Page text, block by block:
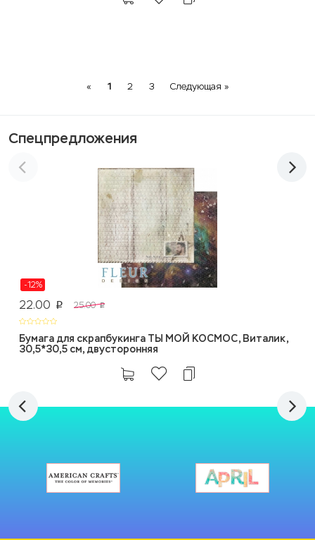
«Previous
1 2 3 Следующая »Next
Спецпредложения
-12%
22.00 p 25.00 p
Бумага для скрапбукинга ТЫ МОЙ КОСМОС, Виталик,
30,5*30,5 см, двусторонняя